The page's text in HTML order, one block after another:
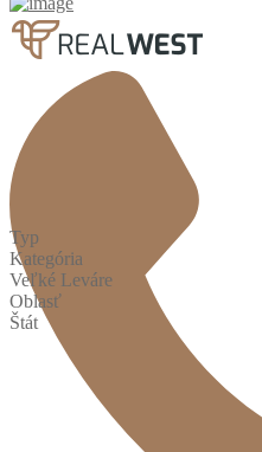
Typ
Kategória
Veľké Leváre
Oblasť
Štát